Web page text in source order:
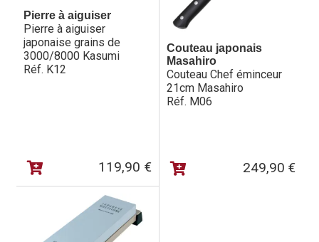
Pierre à aiguiser
Pierre à aiguiser
japonaise grains de
3000/8000 Kasumi
Réf. K12
119,90 €
Couteau japonais
Masahiro
Couteau Chef éminceur
21cm Masahiro
Réf. M06
249,90 €